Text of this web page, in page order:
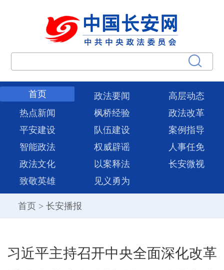
首页 政法要闻
高层动态
热点新闻
枫桥经验
政法改革
平安建设
队伍建设
案例指导
智能政法
权威辟谣
人事任免
政法文化
以案释法
长安微视
致敬英雄
见义勇为
首页 > 长安播报
习近平主持召开中央全面深化改革